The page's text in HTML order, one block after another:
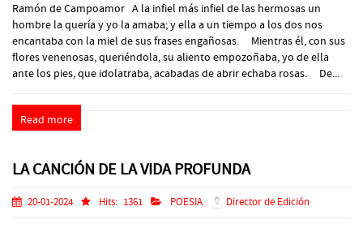
Ramón de Campoamor A la infiel más infiel de las hermosas un
hombre la quería y yo la amaba; y ella a un tiempo a los dos nos
encantaba con la miel de sus frases engañosas. Mientras él, con sus
flores venenosas, queriéndola, su aliento empozoñaba, yo de ella
ante los pies, que idolatraba, acabadas de abrir echaba rosas. De...
Read more
LA CANCIÓN DE LA VIDA PROFUNDA
20-01-2024 Hits: 1361 POESIA Director de Edición